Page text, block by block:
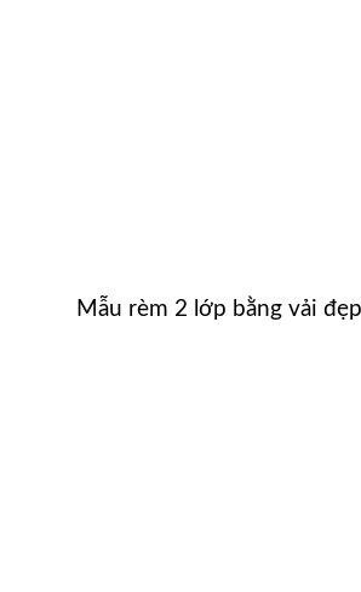
Mẫu rèm 2 lớp bằng vải